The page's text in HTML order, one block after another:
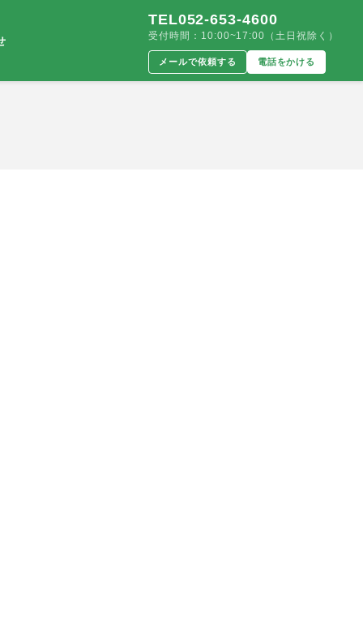
TEL052-653-4600
受付時間：10:00~17:00（土日祝除く）
メールで依頼する 電話をかける